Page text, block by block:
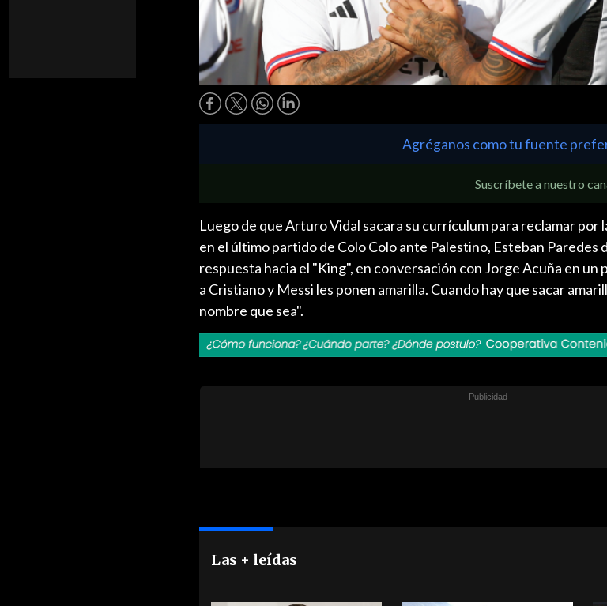
Agréganos como tu fuente
Suscríbete a nuestro
Luego de que Arturo Vidal sacara su currículum para reclamar por
en el último partido de Colo Colo ante Palestino, Esteban Paredes
respuesta hacia el "King", en conversación con Jorge Acuña en un
a Cristiano y Messi les ponen amarilla. Cuando hay que sacar
nombre que sea".
Las + leídas